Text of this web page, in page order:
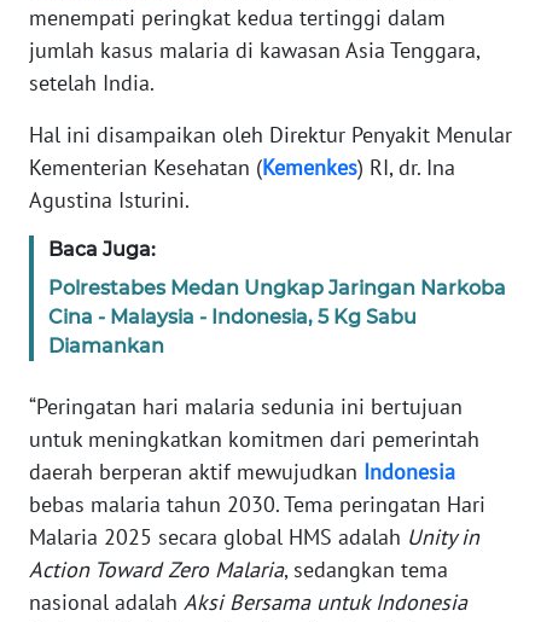
menempati peringkat kedua tertinggi dalam
jumlah kasus malaria di kawasan Asia Tenggara,
setelah India.
Hal ini disampaikan oleh Direktur Penyakit Menular
Kementerian Kesehatan (Kemenkes) RI, dr. Ina
Agustina Isturini.
Baca Juga:
Polrestabes Medan Ungkap Jaringan Narkoba
Cina - Malaysia - Indonesia, 5 Kg Sabu
Diamankan
“Peringatan hari malaria sedunia ini bertujuan
untuk meningkatkan komitmen dari pemerintah
daerah berperan aktif mewujudkan Indonesia
bebas malaria tahun 2030. Tema peringatan Hari
Malaria 2025 secara global HMS adalah Unity in
Action Toward Zero Malaria, sedangkan tema
nasional adalah Aksi Bersama untuk Indonesia
EDITORIAL
Informasi
INDEKS
BERITA
KONTAK
KAMI
INFO
IKLAN
TENTANG
MEDIA
SIBER
REDAKSI